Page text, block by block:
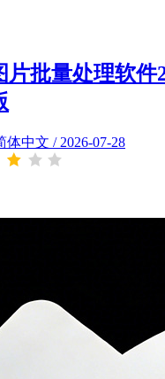
片批量处理软件
体中文 / 2026-07-28